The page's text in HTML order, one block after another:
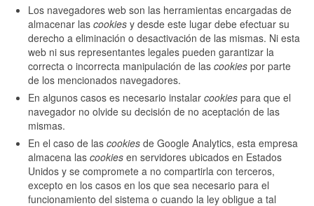
Los navegadores web son las herramientas encargadas de
almacenar las cookies y desde este lugar debe efectuar su
derecho a eliminación o desactivación de las mismas. Ni esta
web ni sus representantes legales pueden garantizar la
correcta o incorrecta manipulación de las cookies por parte
de los mencionados navegadores.
En algunos casos es necesario instalar cookies para que el
navegador no olvide su decisión de no aceptación de las
mismas.
En el caso de las cookies de Google Analytics, esta empresa
almacena las cookies en servidores ubicados en Estados
Unidos y se compromete a no compartirla con terceros,
excepto en los casos en los que sea necesario para el
funcionamiento del sistema o cuando la ley obligue a tal